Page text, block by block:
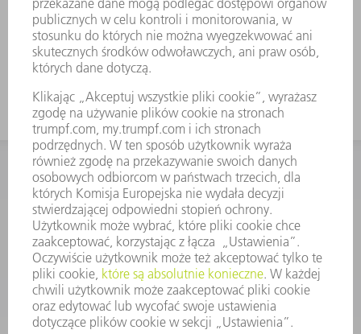
KONTAKT
Dział Części Zamiennych i Narzędzi
48225753936
8.00 - 17.00
czesci.zamienne@trumpf.com